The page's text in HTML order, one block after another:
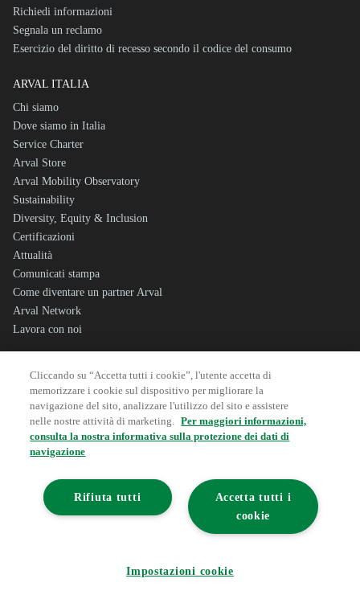
Richiedi informazioni
Segnala un reclamo
Esercizio del diritto di recesso secondo il codice del consumo
ARVAL ITALIA
Chi siamo
Dove siamo in Italia
Service Charter
Arval Store
Arval Mobility Observatory
Sustainability
Diversity, Equity & Inclusion
Certificazioni
Attualità
Comunicati stampa
Come diventare un partner Arval
Arval Network
Lavora con noi
Sitemap
Dati societari
Privacy
Cookie Policy
Whistleblowing
Segnalazione Illeciti
Cliccando su “Accetta tutti i cookie”, l'utente accetta di
memorizzare i cookie sul dispositivo per migliorare la
navigazione del sito, analizzare l'utilizzo del sito e assistere
nelle nostre attività di marketing. Per maggiori informazioni,
consulta la nostra informativa sulla protezione dei dati di
navigazione
Accetta tutti i
cookie
Rifiuta tutti
Impostazioni cookie